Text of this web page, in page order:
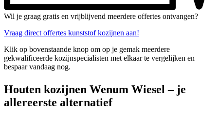
Wil je graag gratis en vrijblijvend meerdere offertes ontvangen?
Vraag direct offertes kunststof kozijnen aan!
Klik op bovenstaande knop om op je gemak meerdere
gekwalificeerde kozijnspecialisten met elkaar te vergelijken en
bespaar vandaag nog.
Houten kozijnen Wenum Wiesel – je
allereerste alternatief